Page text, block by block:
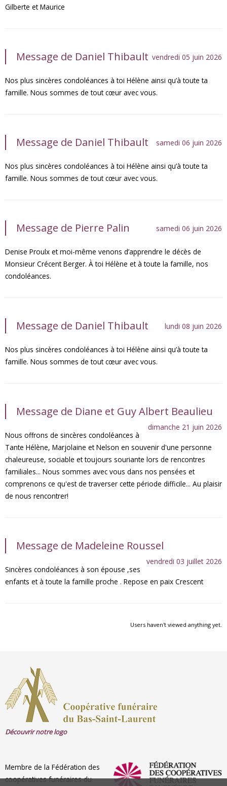
Gilberte et Maurice
Message de Daniel Thibault vendredi 05 juin 2026
Nos plus sincères condoléances à toi Hélène ainsi qu’à toute ta
famille. Nous sommes de tout cœur avec vous.
Message de Daniel Thibault samedi 06 juin 2026
Nos plus sincères condoléances à toi Hélène ainsi qu’à toute ta
famille. Nous sommes de tout cœur avec vous.
Message de Pierre Palin samedi 06 juin 2026
Denise Proulx et moi-même venons d’apprendre le décès de
Monsieur Crécent Berger. À toi Hélène et à toute la famille, nos
condoléances.
Message de Daniel Thibault lundi 08 juin 2026
Nos plus sincères condoléances à toi Hélène ainsi qu’à toute ta
famille. Nous sommes de tout cœur avec vous.
Message de Diane et Guy Albert Beaulieu
dimanche 21 juin 2026
Nous offrons de sincères condoléances à
Tante Hélène, Marjolaine et Nelson en souvenir d'une personne
chaleureuse, sociable et toujours souriante lors de rencontres
familiales... Nous sommes avec vous dans nos pensées et
comprenons ce qu'est de traverser cette période difficile... Au plaisir
de nous rencontrer!
Message de Madeleine Roussel
vendredi 03 juillet 2026
Sincères condoléances à son épouse ,ses
enfants et à toute la famille proche . Repose en paix Crescent
Users haven't viewed anything yet.
Découvrir notre logo
Membre de la Fédération des
coopératives funéraires du